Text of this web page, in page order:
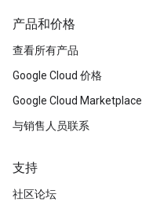
产品和价格
查看所有产品
Google Cloud 价格
Google Cloud Marketplace
与销售人员联系
支持
社区论坛